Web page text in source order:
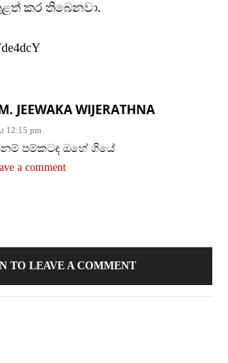
කර තිබෙනවා.
JEEWAKA WIJERATHNA
12:15 pm
පම්කටද ඔහේ ගියේ
a comment
TO LEAVE A COMMENT